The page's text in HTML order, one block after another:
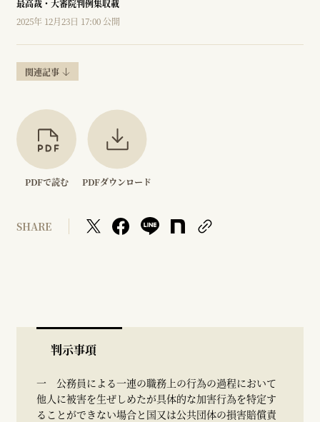
最高裁・大審院判例集収載
2025年 12月23日 17:00 公開
関連記事
PDFで読む PDFダウンロード
SHARE
判示事項
一 公務員による一連の職務上の行為の過程において
他人に被害を生ぜしめたが具体的な加害行為を特定す
ることができない場合と国又は公共団体の損害賠償責